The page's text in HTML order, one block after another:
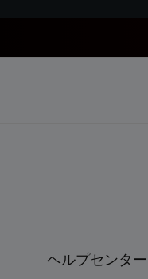
ヘルプセンター